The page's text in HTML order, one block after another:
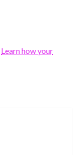
Learn how your